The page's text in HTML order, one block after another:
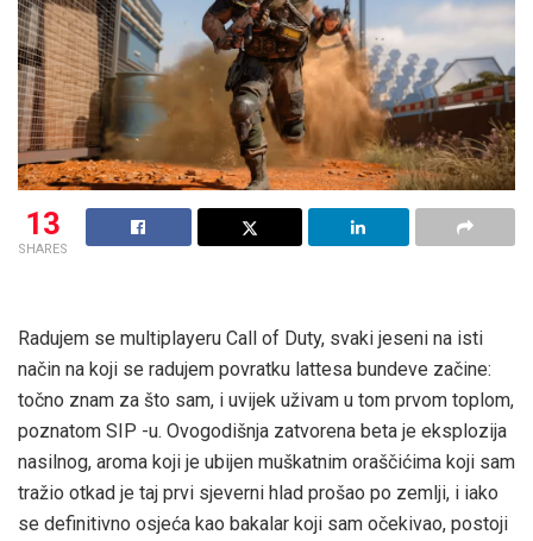
13
SHARES
Radujem se multiplayeru Call of Duty, svaki jeseni na isti
način na koji se radujem povratku lattesa bundeve začine:
točno znam za što sam, i uvijek uživam u tom prvom toplom,
poznatom SIP -u. Ovogodišnja zatvorena beta je eksplozija
nasilnog, aroma koji je ubijen muškatnim oraščićima koji sam
tražio otkad je taj prvi sjeverni hlad prošao po zemlji, i iako
se definitivno osjeća kao bakalar koji sam očekivao, postoji